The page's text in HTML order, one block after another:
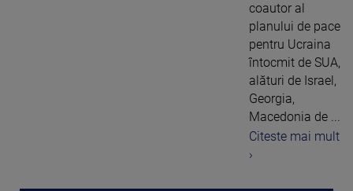
coautor al
planului de pace
pentru Ucraina
întocmit de SUA,
alături de Israel,
Georgia,
Macedonia de ...
Citeste mai mult
›